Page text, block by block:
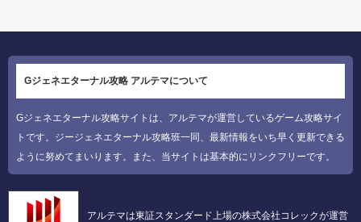
Gジェネエターナル攻略 アルテマについて
Gジェネエターナル攻略サイトは、アルテマが運営しているゲーム攻略サイ
トです。ジージェネエターナル攻略班一同、最新情報をいち早く更新できる
ように努めてまいります。また、当サイトは基本的にリンクフリーです。
アルテマは東証スタンダード上場の株式会社コレックが運営